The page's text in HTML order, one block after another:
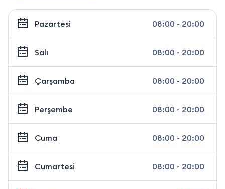
Pazartesi 08:00 - 20:00
Salı 08:00 - 20:00
Çarşamba 08:00 - 20:00
Perşembe 08:00 - 20:00
Cuma 08:00 - 20:00
Cumartesi 08:00 - 20:00